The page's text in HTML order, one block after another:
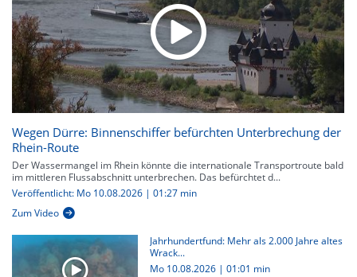
Wegen Dürre: Binnenschiffer befürchten Unterbrechung der
Rhein-Route
Der Wassermangel im Rhein könnte die internationale Transportroute bald
im mittleren Flussabschnitt unterbrechen. Das befürchtet d...
Veröffentlicht: Mo 10.08.2026 | 01:27 min
Zum Video
Jahrhundertfund: Mehr als 2.000 Jahre altes
Wrack...
Mo 10.08.2026 | 01:01 min